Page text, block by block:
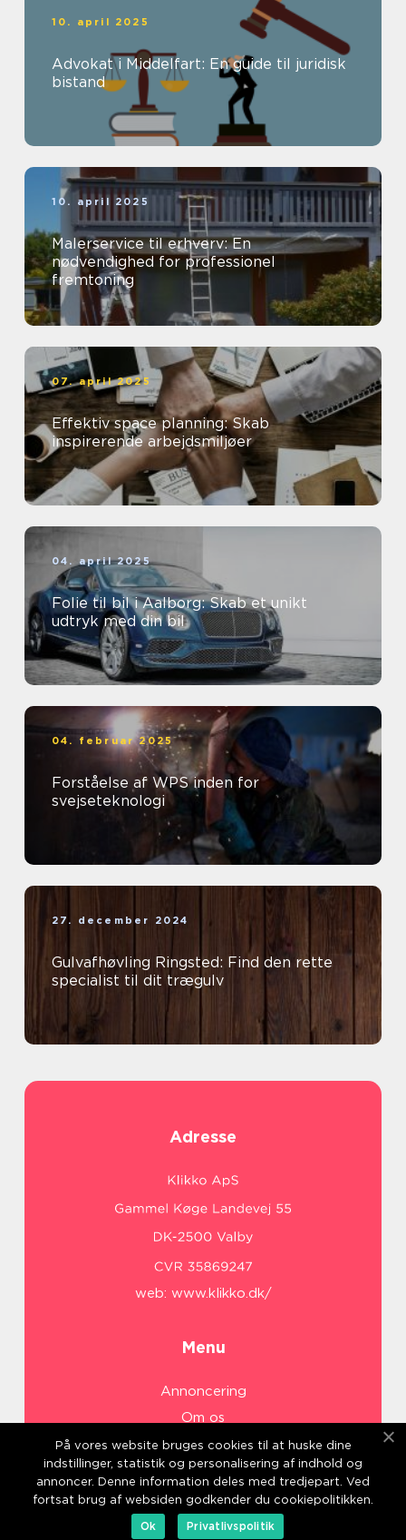
10. april 2025
Advokat i Middelfart: En guide til juridisk
bistand
10. april 2025
Malerservice til erhverv: En
nødvendighed for professionel
fremtoning
07. april 2025
Effektiv space planning: Skab
inspirerende arbejdsmiljøer
04. april 2025
Folie til bil i Aalborg: Skab et unikt
udtryk med din bil
04. februar 2025
Forståelse af WPS inden for
svejseteknologi
27. december 2024
Gulvafhøvling Ringsted: Find den rette
specialist til dit trægulv
Adresse
web: www.klikko.dk/
Menu
Annoncering
Om os
Cookies
Kontakt os
Sitemap
På vores website bruges cookies til at huske dine
indstillinger, statistik og personalisering af indhold og
annoncer. Denne information deles med tredjepart. Ved
fortsat brug af websiden godkender du cookiepolitikken.
Ok
Privatlivspolitik